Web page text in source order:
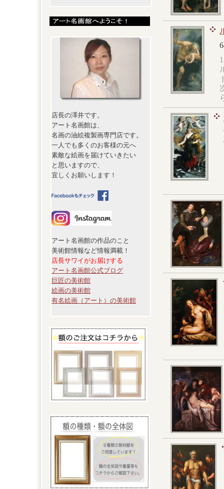
店長の澤井です。
アート名画館は、
名画の油絵複製画専門店です。
一人でも多くのお客様の元へ
素敵な絵画を届けていきたい
と思いますので、
宜しくお願いします！
アート名画館の作品のこと
美術館情報など情報満載！
店長サワイがお届けする
アート名画館公式ブログ
巨匠の美術館
絵画の美術館
有名絵画（アート）の美術館